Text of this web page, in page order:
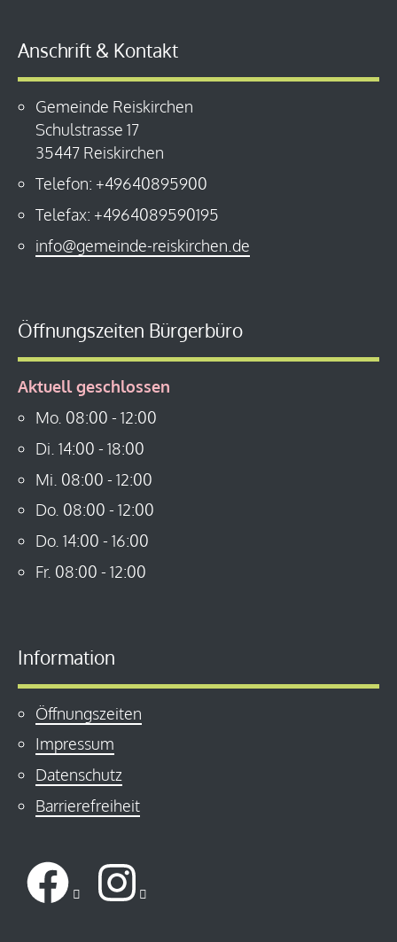
Anschrift & Kontakt
Gemeinde Reiskirchen
Schulstrasse 17
35447 Reiskirchen
Telefon: +49640895900
Telefax: +4964089590195
info@gemeinde-reiskirchen.de
Öffnungszeiten Bürgerbüro
Aktuell geschlossen
Mo. 08:00 - 12:00
Di. 14:00 - 18:00
Mi. 08:00 - 12:00
Do. 08:00 - 12:00
Do. 14:00 - 16:00
Fr. 08:00 - 12:00
Information
Öffnungszeiten
Impressum
Datenschutz
Barrierefreiheit